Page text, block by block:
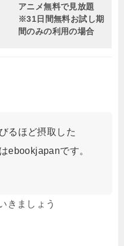
アニメ無料で見放題
※31日間無料お試し期
間のみの利用の場合
るほど摂取した
ebookjapanです。
きましょう